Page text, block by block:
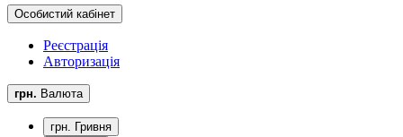
Особистий кабінет
Реєстрація
Авторизація
грн. Валюта
грн. Гривня